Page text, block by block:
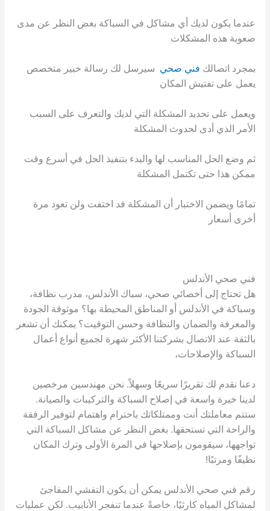
عندما يكون لديك أي مشاكل في السباكة بغض النظر عن مدى
صعوبة هذه المشكلات
بمجرد اتصالك فني صحي سيرسل لك رسالة خبير متخصص
يعمل على تفتيش المكان
ويعمل على تحديد المشكلة التي لديك والتعرف على السبب
الأمر الذي أدى لحدوث المشكلة
ثم وضع الحل المناسب لها والبدء بتنفيذ الحل في أسرع وقت
ممكن هذا حتى تكتمل المشكلة
تمامًا ويضمن الاختبار أن المشكلة قد اختفت ولن تعود مرة
أخرى أسعار
فني صحي الأندلس
هل تحتاج إلى أخصائي صحي، سباك الأندلس، مدرب نظافة،
وسباكة في الأندلس أو المناطق المحيطة بها؟ موثوقة الجودة
والمعرفة والضمان والنظافة وحسن التوقيت؟ يمكنك أن تشعر
بالثقة عند الاتصال بشركتنا الأكثر شهرة لجميع أنواع أعمال
السباكة والإصلاحات،
دعنا نقدم لك تقريرًا سريعًا وسهلاً. نحن مهندسين مرخصين
لدينا خبرة واسعة في إصلاح السباكة والتركيبات والصيانة.
ستتم معاملتك أنت وممتلكاتك باحترام واهتمام لتوفير الرفقة
والراحة التي تستحقها. بغض النظر عن مشاكل السباكة التي
تواجهها، سيقومون بإصلاحها في المرة الأولى وترك المكان
نظيفًا ومرتبًا!
رقم فني صحي الأندلس يمكن أن يكون التفشي المفاجئ
لمشاكل المياه كارثيًا، خاصةً عندما تنفجر الأنابيب. لكن عمليات